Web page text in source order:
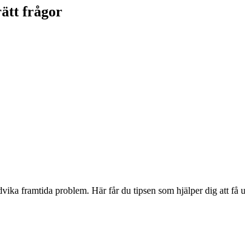
frågor
framtida problem. Här får du tipsen som hjälper dig att få